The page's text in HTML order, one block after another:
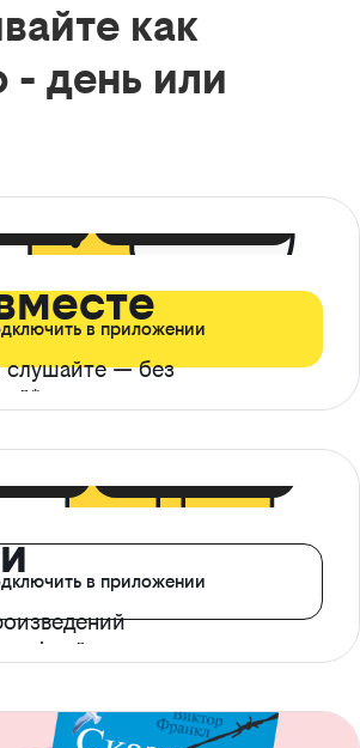
как
- день или
слушайте — без
в приложении
офлайн
в приложении